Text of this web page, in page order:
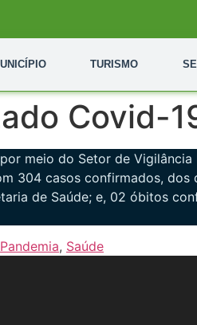
TURISMO
Covid-
meio do Setor de
304 casos confirmados,
de Saúde; e, 02 óbitos
Pandemia, Saúde